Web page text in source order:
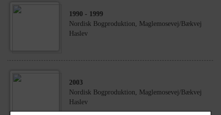
1990 - 1999
Nordisk Bogproduktion, Maglemosevej/Bækvej
Haslev
2003
Nordisk Bogproduktion, Maglemosevej/Bækvej
Haslev